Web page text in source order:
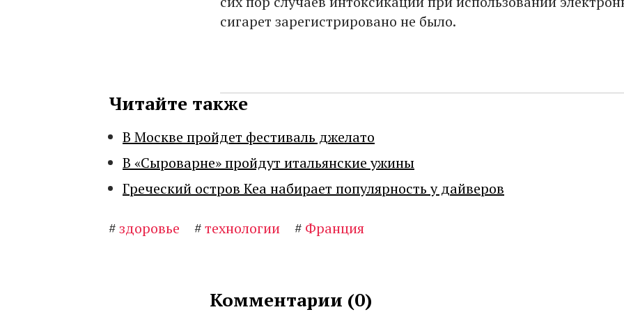
сигарет зарегистрировано не было.
Читайте также
В Москве пройдет фестиваль джелато
В «Сыроварне» пройдут итальянские ужины
Греческий остров Кеа набирает популярность у дайверов
#здоровье #технологии # Франция
Комментарии (0)